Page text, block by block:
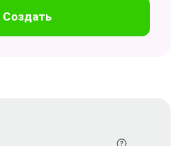
Создать